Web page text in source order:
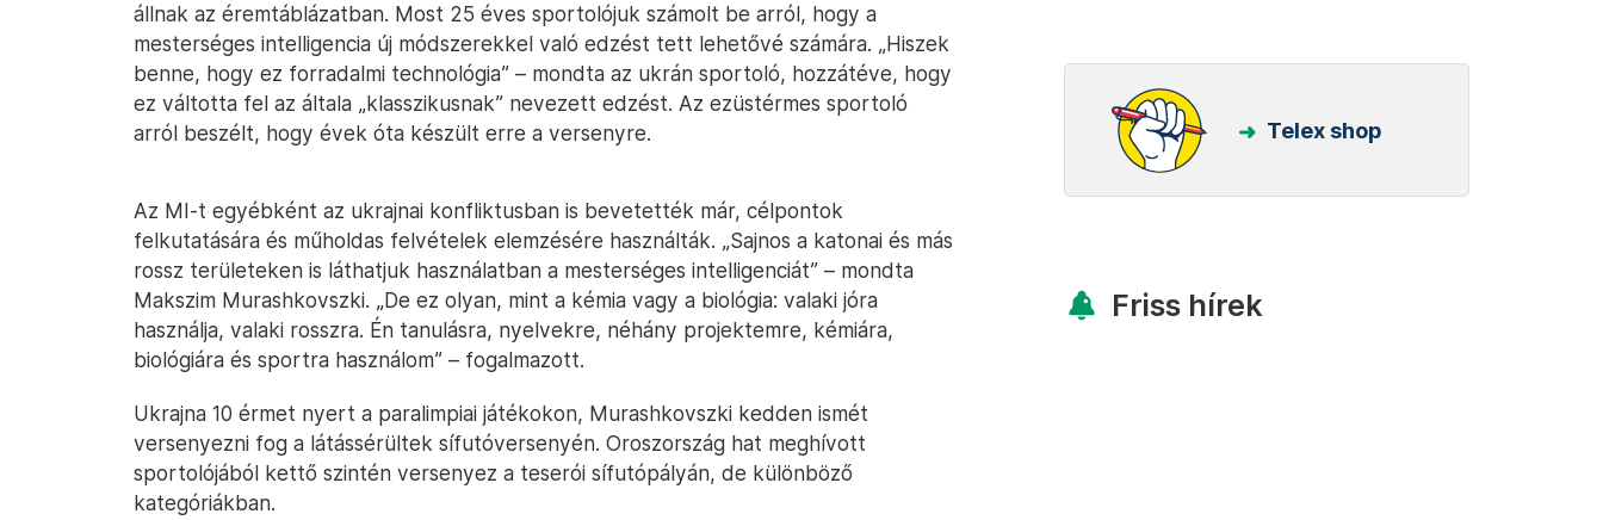
állnak az éremtáblázatban. Most 25 éves sportolójuk számolt be arról, hogy a
mesterséges intelligencia új módszerekkel való edzést tett lehetővé számára. „Hiszek
benne, hogy ez forradalmi technológia” – mondta az ukrán sportoló, hozzátéve, hogy
ez váltotta fel az általa „klasszikusnak” nevezett edzést. Az ezüstérmes sportoló
arról beszélt, hogy évek óta készült erre a versenyre.
Az MI-t egyébként az ukrajnai konfliktusban is bevetették már, célpontok
felkutatására és műholdas felvételek elemzésére használták. „Sajnos a katonai és más
rossz területeken is láthatjuk használatban a mesterséges intelligenciát” – mondta
Makszim Murashkovszki. „De ez olyan, mint a kémia vagy a biológia: valaki jóra
használja, valaki rosszra. Én tanulásra, nyelvekre, néhány projektemre, kémiára,
biológiára és sportra használom” – fogalmazott.
Ukrajna 10 érmet nyert a paralimpiai játékokon, Murashkovszki kedden ismét
versenyezni fog a látássérültek sífutóversenyén. Oroszország hat meghívott
sportolójából kettő szintén versenyez a teserói sífutópályán, de különböző
kategóriákban.
Telex shop
Friss hírek